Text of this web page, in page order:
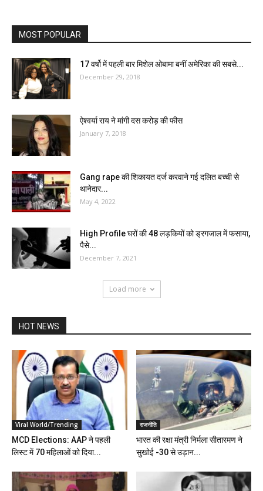
MOST POPULAR
17 वर्षो में पहली बार मिशेल ओबामा बनीं अमेरिका की सबसे...
December 29, 2018
ऐश्वर्या राय ने मांगी दस करोड़ की फीस
January 7, 2018
Gang rape की शिकायत दर्ज करवाने गई दलित बच्ची से
थानेदार...
May 4, 2022
High Profile घरों की 48 लड़कियों को ड्रगजाल में फसाया,
पैसे...
December 7, 2021
Load more
HOT NEWS
Viral World/Trending
MCD Elections: AAP ने पहली
लिस्ट में 70 महिलाओं को दिया...
राजनीति
भारत की रक्षा मंत्री निर्मला सीतारमण ने
सुखोई -30 से उड़ान...